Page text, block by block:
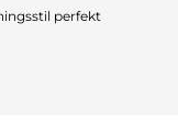
perfekt